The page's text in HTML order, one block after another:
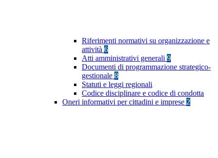
Riferimenti normativi su organizzazione e
attività 6
Atti amministrativi generali 9
Documenti di programmazione strategico-
gestionale 8
Statuti e leggi regionali
Codice disciplinare e codice di condotta
Oneri informativi per cittadini e imprese 2